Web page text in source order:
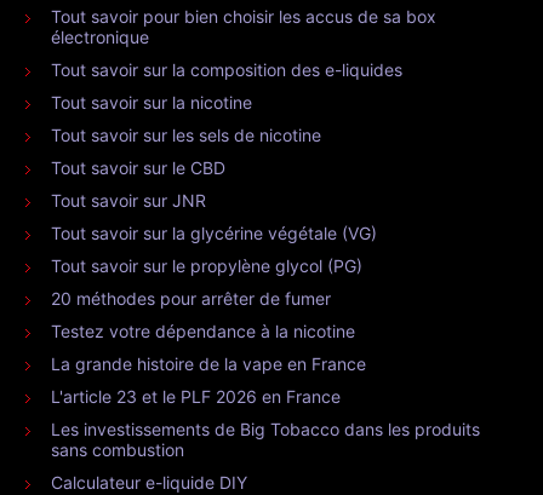
Tout savoir pour bien choisir les accus de sa box
électronique
Tout savoir sur la composition des e-liquides
Tout savoir sur la nicotine
Tout savoir sur les sels de nicotine
Tout savoir sur le CBD
Tout savoir sur JNR
Tout savoir sur la glycérine végétale (VG)
Tout savoir sur le propylène glycol (PG)
20 méthodes pour arrêter de fumer
Testez votre dépendance à la nicotine
La grande histoire de la vape en France
L'article 23 et le PLF 2026 en France
Les investissements de Big Tobacco dans les produits
sans combustion
Calculateur e-liquide DIY